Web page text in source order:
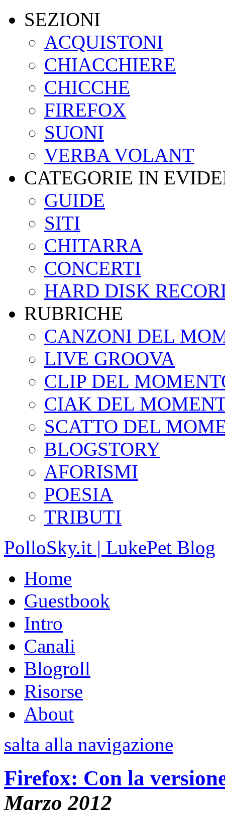
SEZIONI
ACQUISTONI
CHIACCHIERE
CHICCHE
FIREFOX
SUONI
VERBA VOLANT
CATEGORIE IN
GUIDE
SITI
CHITARRA
CONCERTI
HARD DISK
RUBRICHE
CANZONI DEL
LIVE GROOVA
CLIP DEL
CIAK DEL
SCATTO DEL
BLOGSTORY
AFORISMI
POESIA
TRIBUTI
PolloSky.it | LukePet Blog
Home
Guestbook
Intro
Canali
Blogroll
Risorse
About
salta alla navigazione
Firefox: Con la
Marzo 2012